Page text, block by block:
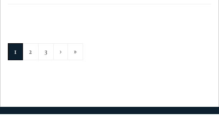
1 2 3 › »